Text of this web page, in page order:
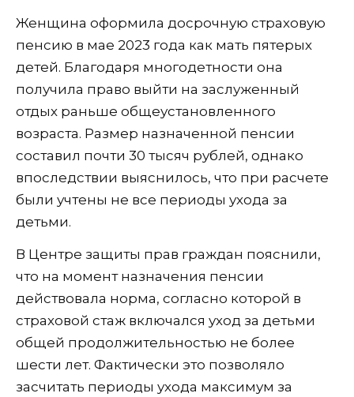
Женщина оформила досрочную страховую
пенсию в мае 2023 года как мать пятерых
детей. Благодаря многодетности она
получила право выйти на заслуженный
отдых раньше общеустановленного
возраста. Размер назначенной пенсии
составил почти 30 тысяч рублей, однако
впоследствии выяснилось, что при расчете
были учтены не все периоды ухода за
детьми.
В Центре защиты прав граждан пояснили,
что на момент назначения пенсии
действовала норма, согласно которой в
страховой стаж включался уход за детьми
общей продолжительностью не более
шести лет. Фактически это позволяло
засчитать периоды ухода максимум за